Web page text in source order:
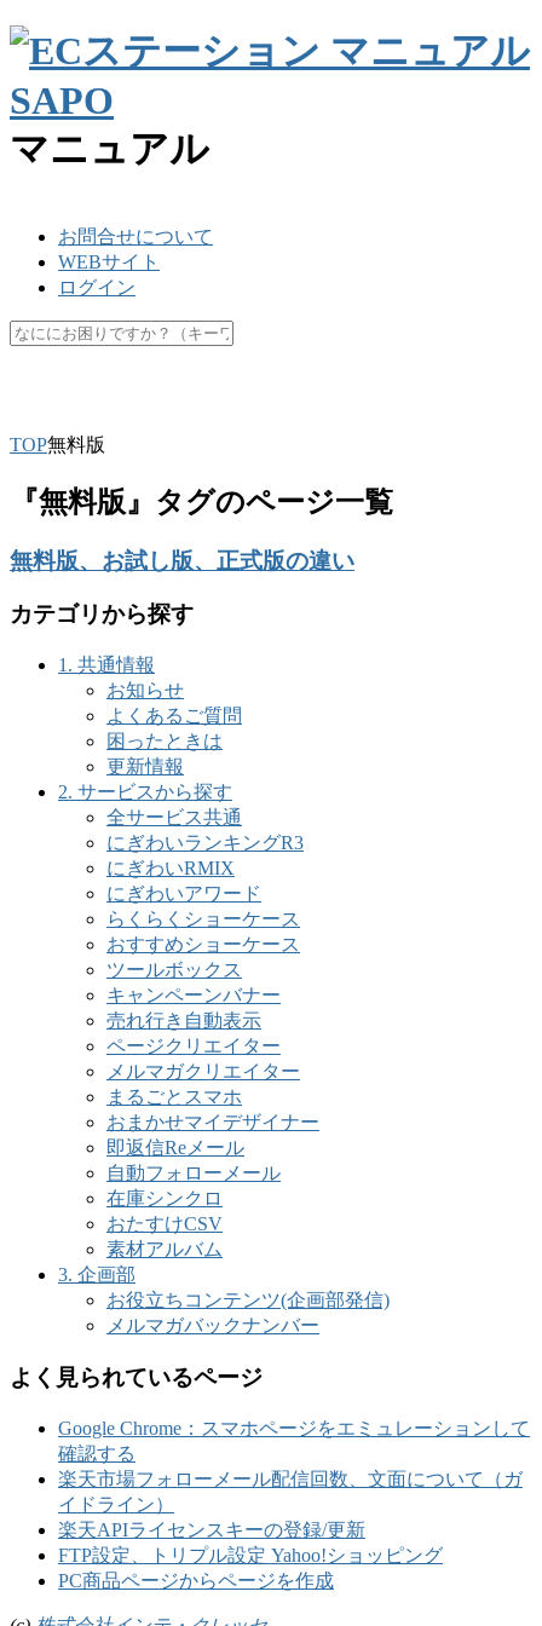
マニュアル
お問合せについて
WEBサイト
ログイン
TOP無料版
『無料版』タグのページ一覧
無料版、お試し版、正式版の違い
カテゴリから探す
1. 共通情報
お知らせ
よくあるご質問
困ったときは
更新情報
2. サービスから探す
全サービス共通
にぎわいランキングR3
にぎわいRMIX
にぎわいアワード
らくらくショーケース
おすすめショーケース
ツールボックス
キャンペーンバナー
売れ行き自動表示
ページクリエイター
メルマガクリエイター
まるごとスマホ
おまかせマイデザイナー
即返信Reメール
自動フォローメール
在庫シンクロ
おたすけCSV
素材アルバム
3. 企画部
お役立ちコンテンツ(企画部発信)
メルマガバックナンバー
よく見られているページ
Google Chrome：スマホページをエミュレーションして
確認する
楽天市場フォローメール配信回数、文面について（ガ
イドライン）
楽天APIライセンスキーの登録/更新
FTP設定、トリプル設定 Yahoo!ショッピング
PC商品ページからページを作成